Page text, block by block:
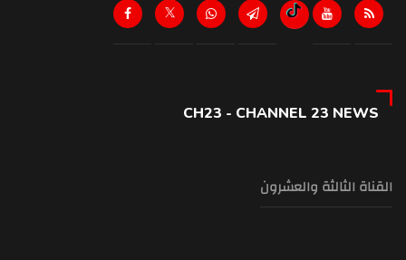
CH23 - CHANNEL 23 NEWS
القناة الثالثة والعشرون